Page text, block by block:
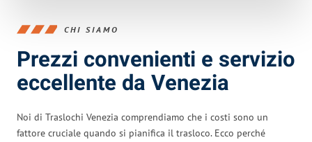
CHI SIAMO
Prezzi convenienti e servizio
eccellente da Venezia
Noi di Traslochi Venezia comprendiamo che i costi sono un
fattore cruciale quando si pianifica il trasloco. Ecco perché